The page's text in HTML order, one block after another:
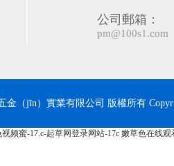
公司郵箱：
pm@100s1.com
金（jīn）實業有限公司 版權所有
视频蜜-17.c-起草网登录网站-17c 嫩草色在线观